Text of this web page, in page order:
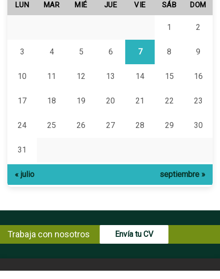
LUN MAR MIÉ JUE VIE SÁB DOM
1 2
3 4 5 6 7 8 9
10 11 12 13 14 15 16
17 18 19 20 21 22 23
24 25 26 27 28 29 30
31
« julio septiembre »
Trabaja con nosotros Envía tu CV